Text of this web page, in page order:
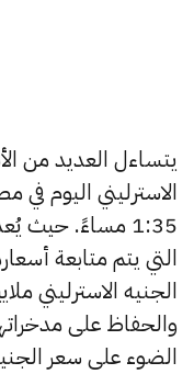
يتساءل العديد من
1:35 مساءً. حيث
التي يتم متابعة
الجنيه الاسترليني
والحفاظ على
الضوء على سعر